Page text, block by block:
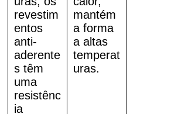
revestim
entos
anti-
aderente
s têm
uma
resistênc
ia
mantém
a forma
a altas
temperat
uras.